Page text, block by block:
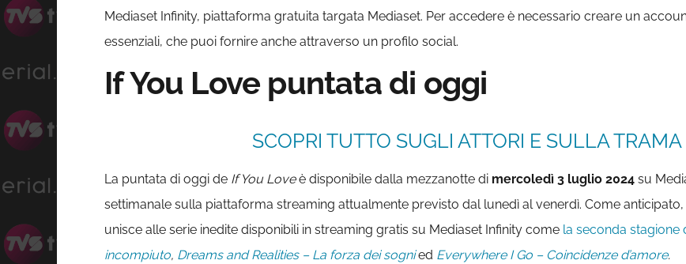
Mediaset Infinity, piattaforma gratuita targata Mediaset. Per accedere è necessario creare un
essenziali, che puoi fornire anche attraverso un profilo social.
If You Love puntata di oggi
SCOPRI TUTTO SUGLI ATTORI E SULLA TRAMA
La puntata di oggi de If You Loveè disponibile dalla mezzanotte di mercoledì 3 luglio 2024 su
settimanale sulla piattaforma streaming attualmente previsto dal lunedì al venerdì. Come
unisce alle serie inedite disponibili in streaming gratis su Mediaset Infinity come la seconda stagione
incompiuto, Dreams and Realities – La forza dei sogni ed Everywhere I Go – Coincidenze d’amore.